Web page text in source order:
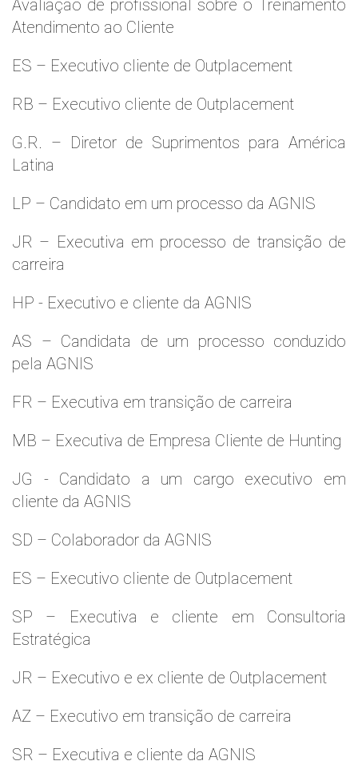
Avaliaçao de profissional sobre o Treinamento
Atendimento ao Cliente
ES – Executivo cliente de Outplacement
RB – Executivo cliente de Outplacement
G.R. – Diretor de Suprimentos para América
Latina
LP – Candidato em um processo da AGNIS
JR – Executiva em processo de transição de
carreira
HP - Executivo e cliente da AGNIS
AS – Candidata de um processo conduzido
pela AGNIS
FR – Executiva em transição de carreira
MB – Executiva de Empresa Cliente de Hunting
JG - Candidato a um cargo executivo em
cliente da AGNIS
SD – Colaborador da AGNIS
ES – Executivo cliente de Outplacement
SP – Executiva e cliente em Consultoria
Estratégica
JR – Executivo e ex cliente de Outplacement
AZ – Executivo em transição de carreira
SR – Executiva e cliente da AGNIS